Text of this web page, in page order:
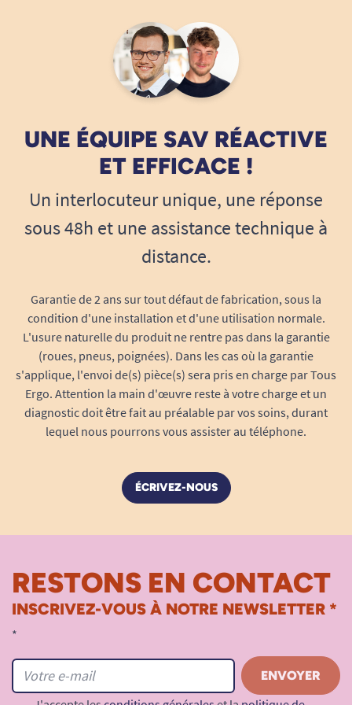
Pas besoin de manipulation complexe ni
d’attache. La mise en place se fait
aisément, debout ou assise, ce qui rend la
protection idéale pour l’autonomie à
Sécurité anti-fuites maximisée : Les
barrières antifuites intégrées et son
matelas hautement absorbant restent
efficaces même en cas de mouvements, de
marche ou d’activité prolongée.
Retrait facile : Les côtés déchirables
permettent de retirer la culotte rapidement
de protection.
Idéal pour les femmes recherchant une
confiance totale, à la maison, au travail ou en
voyage. Grâce à son emballage discret et
compact, elle s’emporte partout et se glisse
aisément dans un sac à main.
Une routine adaptée à votre quotidien
absorbantes, pour tenir la semaine ou pour
anticiper les besoins ponctuels.
discrète.
Poids individuel :45 g, légère et sans
contrainte pour le porteur.
paquet offertpour compléter votre stock sans
surcoût, une solution économique et
confortable au quotidien.
UNE ÉQUIPE SAV RÉACTIVE
ET EFFICACE !
Un interlocuteur unique, une réponse
sous 48h et une assistance technique à
distance.
Garantie de 2 ans sur tout défaut de fabrication, sous la
condition d'une installation et d'une utilisation normale.
L'usure naturelle du produit ne rentre pas dans la garantie
(roues, pneus, poignées). Dans les cas où la garantie
s'applique, l'envoi de(s) pièce(s) sera pris en charge par Tous
Ergo. Attention la main d'œuvre reste à votre charge et un
diagnostic doit être fait au préalable par vos soins, durant
lequel nous pourrons vous assister au téléphone.
ÉCRIVEZ-NOUS
RESTONS EN CONTACT
INSCRIVEZ-VOUS À NOTRE NEWSLETTER *
*